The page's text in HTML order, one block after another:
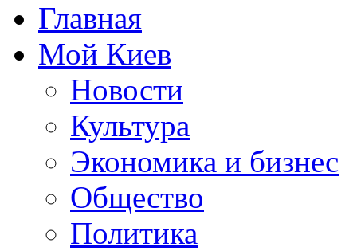
Главная
Мой Киев
Новости
Культура
Экономика и бизнес
Общество
Политика